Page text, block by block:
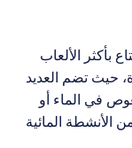
بأكثر الألعاب
حيث تضم العديد
في الماء أو
الأنشطة المائية